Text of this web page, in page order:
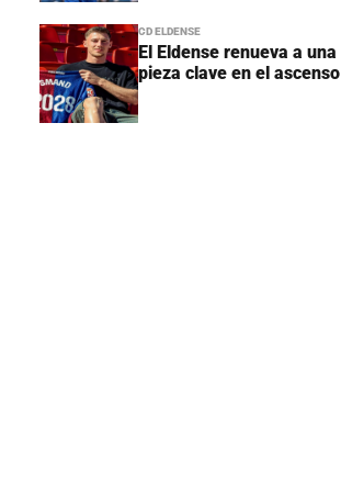
CD ELDENSE
El Eldense renueva a una
pieza clave en el ascenso